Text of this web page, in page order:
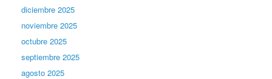
diciembre 2025
noviembre 2025
octubre 2025
septiembre 2025
agosto 2025